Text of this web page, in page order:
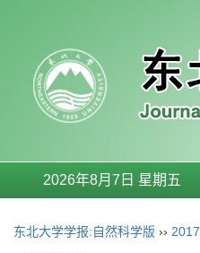
2026年8月7日 星期五
东北大学学报:自然科学版 ›› 2017